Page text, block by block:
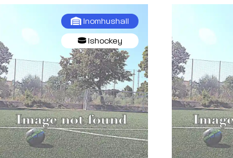
Inomhushall
Ishockey